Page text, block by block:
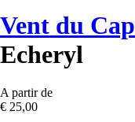
Vent du Cap
Echeryl
A partir de
€ 25,00